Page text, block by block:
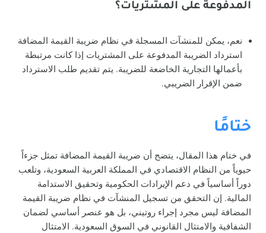
المدفوعة على المشتريات؟
نعم، يمكن للمنشآت المسجلة في نظام ضريبة القيمة المضافة
استرداد الضريبة المدفوعة على المشتريات إذا كانت مرتبطة
بأعمالها التجارية الخاضعة للضريبة. يتم تقديم طلب الاسترداد
ضمن الإقرار الضريبي.
ختامًا
في ختام هذا المقال، يتضح أن ضريبة القيمة المضافة تمثل جزءاً
حيوياً من النظام الاقتصادي في المملكة العربية السعودية، وتلعب
دوراً أساسياً في دعم الإيرادات الحكومية وتحقيق الاستدامة
المالية. إن التحقق من تسجيل المنشآت في نظام ضريبة القيمة
المضافة ليس مجرد إجراء روتيني، بل هو عنصر أساسي لضمان
الشفافية والامتثال القانوني في السوق السعودية. الامتثال